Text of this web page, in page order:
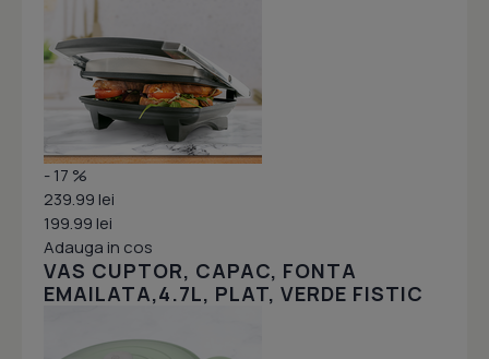
- 17 %
239.99 lei
199.99 lei
Adauga in cos
VAS CUPTOR, CAPAC, FONTA
EMAILATA,4.7L, PLAT, VERDE FISTIC